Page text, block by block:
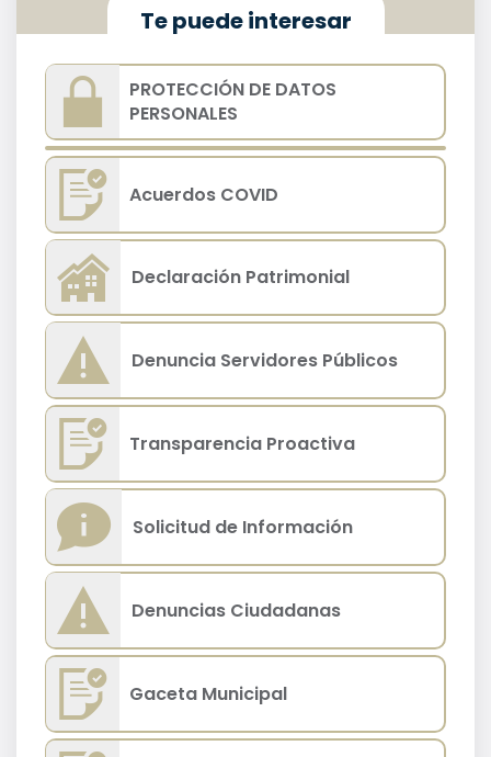
Te puede interesar
PROTECCIÓN DE DATOS
PERSONALES
Acuerdos COVID
Declaración Patrimonial
Denuncia Servidores Públicos
Transparencia Proactiva
Solicitud de Información
Denuncias Ciudadanas
Gaceta Municipal